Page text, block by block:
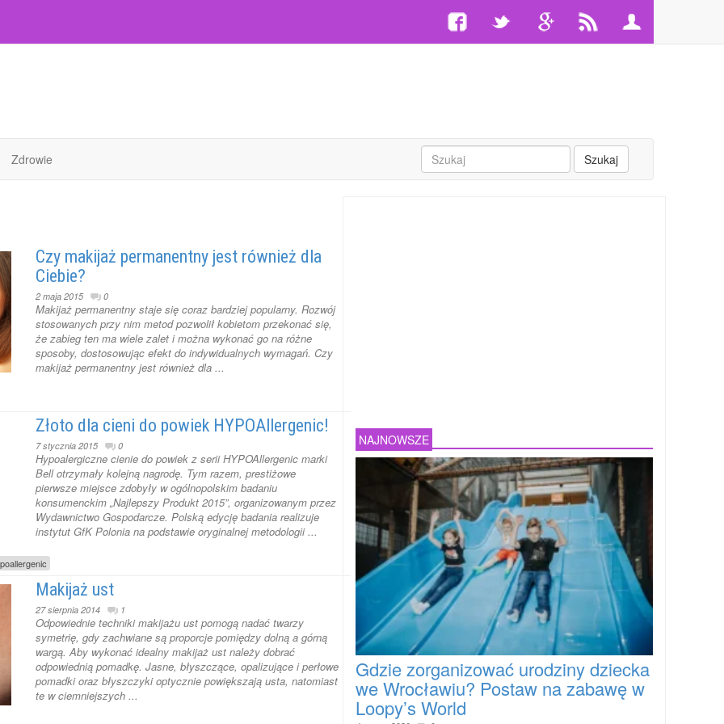
Zdrowie Szukaj
Czy makijaż permanentny jest również dla
Ciebie?
2 maja 2015 0
Makijaż permanentny staje się coraz bardziej popularny. Rozwój
stosowanych przy nim metod pozwolił kobietom przekonać się,
że zabieg ten ma wiele zalet i można wykonać go na różne
sposoby, dostosowując efekt do indywidualnych wymagań. Czy
makijaż permanentny jest również dla ...
Złoto dla cieni do powiek HYPOAllergenic!
7 stycznia 2015 0
Hypoalergiczne cienie do powiek z serii HYPOAllergenic marki
Bell otrzymały kolejną nagrodę. Tym razem, prestiżowe
pierwsze miejsce zdobyły w ogólnopolskim badaniu
konsumenckim „Najlepszy Produkt 2015”, organizowanym przez
Wydawnictwo Gospodarcze. Polską edycję badania realizuje
instytut GfK Polonia na podstawie oryginalnej metodologii ...
Makijaż ust
27 sierpnia 2014 1
Odpowiednie techniki makijażu ust pomogą nadać twarzy
symetrię, gdy zachwiane są proporcje pomiędzy dolną a górną
wargą. Aby wykonać idealny makijaż ust należy dobrać
odpowiednią pomadkę. Jasne, błyszczące, opalizujące i perłowe
pomadki oraz błyszczyki optycznie powiększają usta, natomiast
te w ciemniejszych ...
NAJNOWSZE
Gdzie zorganizować urodziny dziecka
we Wrocławiu? Postaw na zabawę w
Loopy’s World